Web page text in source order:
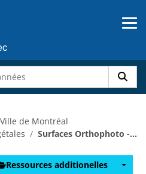
Ville de Montréal
Surfaces Orthophoto -...
Ressources additionelles